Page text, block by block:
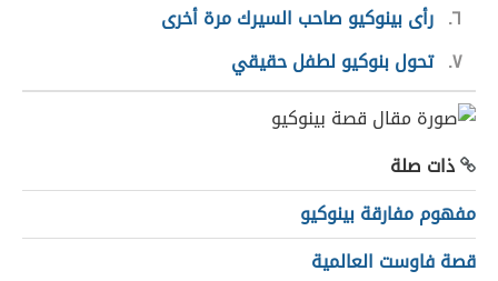
٦ رأى بينوكيو صاحب السيرك مرة أخرى
٧ تحول بنوكيو لطفل حقيقي
ذات صلة
مفهوم مفارقة بينوكيو
قصة فاوست العالمية